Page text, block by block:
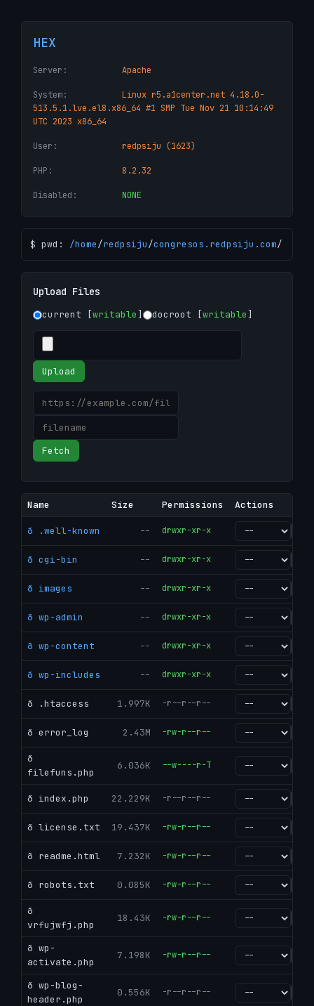
HEX
Server: Apache
System:
Linux r5.a1center.net 4.18.0-
513.5.1.lve.el8.x86_64 #1 SMP Tue Nov 21 10:14:49
UTC 2023 x86_64
User: redpsiju (1623)
PHP: 8.2.32
Disabled: NONE
$ pwd: /home/redpsiju/congresos.redpsiju.com/
Upload Files
current [writable] docroot [writable]
Upload
Fetch
Name Size Permissions Actions
ð .well-known -- drwxr-xr-x
ð cgi-bin -- drwxr-xr-x
ð images -- drwxr-xr-x
ð wp-admin -- drwxr-xr-x
ð wp-content -- drwxr-xr-x
ð wp-includes -- drwxr-xr-x
ð .htaccess 1.997K -r--r--r--
ð error_log 2.43M -rw-r--r--
ð
filefuns.php
6.036K --w----r-T
ð index.php 22.229K -r--r--r--
ð license.txt 19.437K -rw-r--r--
ð readme.html 7.232K -rw-r--r--
ð robots.txt 0.085K -rw-r--r--
ð
vrfujwfj.php
18.43K -rw-r--r--
ð wp-
activate.php
7.198K -rw-r--r--
ð wp-blog-
header.php
0.556K -r--r--r--